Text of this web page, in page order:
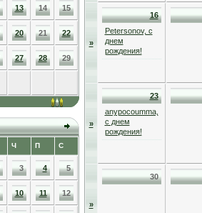
13 14 15
20 21 22
27 28 29
Ч П С
3 4 5
10 11 12
»
16
Petersonov, с
днем
рождения!
»
23
anypocoumma,
с днем
рождения!
»
30